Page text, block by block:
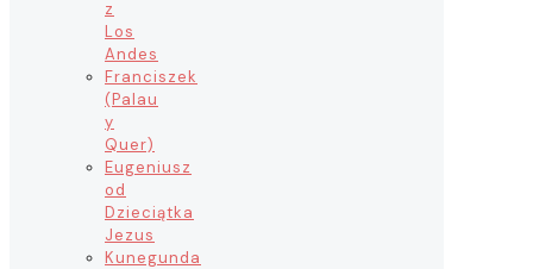
z
Los
Andes
Franciszek
(Palau
y
Quer)
Eugeniusz
od
Dzieciątka
Jezus
Kunegunda